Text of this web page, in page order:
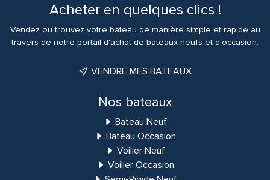
Acheter en quelques clics !
Vendez ou trouvez votre bateau de manière simple et rapide au
travers de notre portail d'achat de bateaux neufs et d'occasion.
VENDRE MES BATEAUX
Nos bateaux
Bateau Neuf
Bateau Occasion
Voilier Neuf
Voilier Occasion